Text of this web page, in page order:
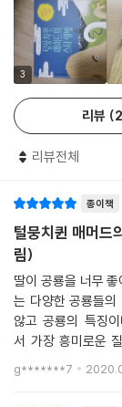
을 어떻게 보호했는
다. 더불어 코뿔소,
과거 빙하기에는 어
기 동물들이 사라지
『털뭉치퀸 매머드의
물들의 다양한 생
것입니다.
척추동물 고생물학
동물을 사랑하는 일
『털뭉치퀸 매머드
교수입니다. 오랫동
들을 썼습니다. 마
3
리뷰
리뷰전체
종이책
털뭉치퀸 매머
림)
딸이 공룡을 너무
는 다양한 공룡들의
않고 공룡의 특징
서 가장 흥미로운
로 뒤덮여있는지에
코끼리에는 그러한
g*******7